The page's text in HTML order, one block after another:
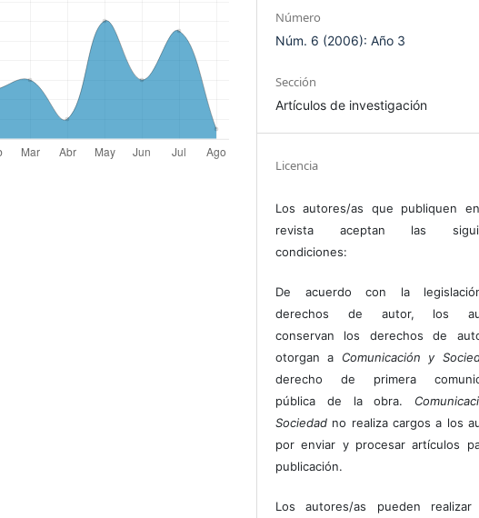
Número
Núm. 6 (2006): Año 3
Sección
Artículos de investigación
Licencia
Los autores/as que publiquen
revista aceptan las
condiciones:
De acuerdo con la
derechos de autor, los
conservan los derechos de
otorgan a Comunicación y
derecho de primera
pública de la obra.
Sociedad no realiza cargos a los
por enviar y procesar artículos
publicación.
Los autores/as pueden realizar